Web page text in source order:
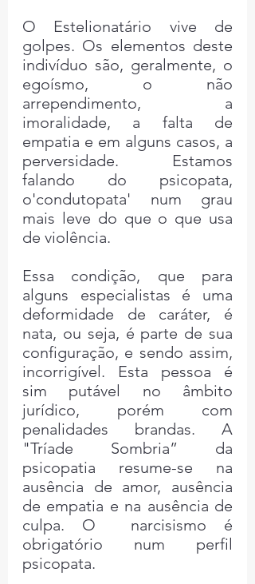
O Estelionatário vive de
golpes. Os elementos deste
indivíduo são, geralmente, o
egoísmo, o não
arrependimento, a
imoralidade, a falta de
empatia e em alguns casos, a
perversidade. Estamos
falando do psicopata,
o'condutopata' num grau
mais leve do que o que usa
de violência.
Essa condição, que para
alguns especialistas é uma
deformidade de caráter, é
nata, ou seja, é parte de sua
configuração, e sendo assim,
incorrigível. Esta pessoa é
sim putável no âmbito
jurídico, porém com
penalidades brandas. A
"Tríade Sombria” da
psicopatia resume-se na
ausência de amor, ausência
de empatia e na ausência de
culpa. O  narcisismo é
obrigatório num perfil
psicopata.